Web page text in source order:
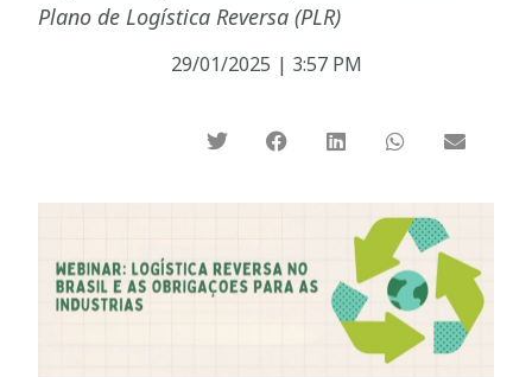
Plano de Logística Reversa (PLR)
29/01/2025 | 3:57 PM